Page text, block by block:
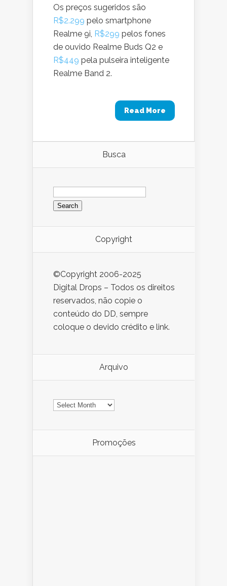
Os preços sugeridos são
R$2.299 pelo smartphone
Realme 9i, R$299 pelos fones
de ouvido Realme Buds Q2 e
R$449 pela pulseira inteligente
Realme Band 2.
Read More
Busca
Search
for:
Copyright
©Copyright 2006-2025
Digital Drops – Todos os direitos
reservados, não copie o
conteúdo do DD, sempre
coloque o devido crédito e link.
Arquivo
Arquivo
Promoções